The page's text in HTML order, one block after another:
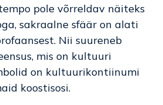
pole võrreldav näiteks
sakraalne sfäär on alati
Nii suureneb
mis on kultuuri
on kultuurikontiinumi
koostisosi.